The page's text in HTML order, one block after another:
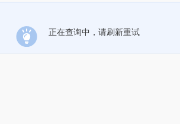
正在查询中，请刷新重试